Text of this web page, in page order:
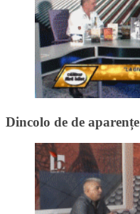
Dincolo de de aparențe